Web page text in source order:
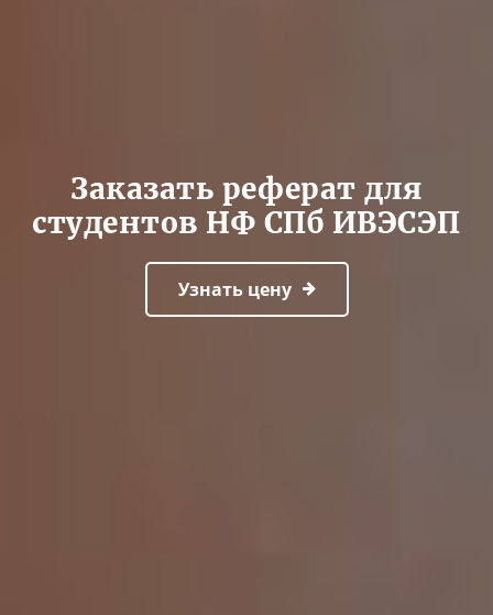
Заказать реферат для
студентов НФ СПб ИВЭСЭП
Узнать цену